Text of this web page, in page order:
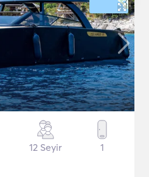
12 Seyir 1